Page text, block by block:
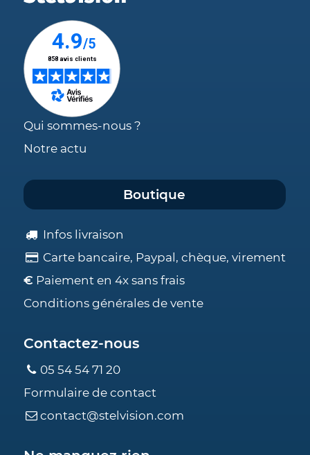
Qui sommes-nous ?
Notre actu
Boutique
Infos livraison
Carte bancaire, Paypal, chèque, virement
€ Paiement en 4x sans frais
Conditions générales de vente
Contactez-nous
05 54 54 71 20
Formulaire de contact
contact@stelvision.com